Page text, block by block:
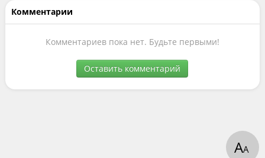
Комментарии
Комментариев пока нет. Будьте первыми!
Оставить комментарий
АА